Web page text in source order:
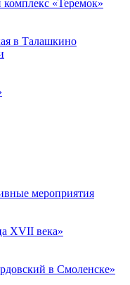
«Теремок»
в Талашкино
мероприятия
XVII века»
в Смоленске»